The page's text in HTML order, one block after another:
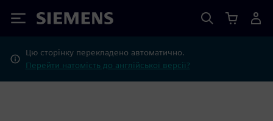
Siemens
Цю сторінку перекладено автоматично.
Перейти натомість до англійської версії?